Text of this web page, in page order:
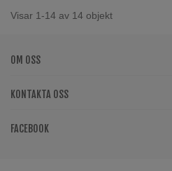
Visar 1-14 av 14 objekt
OM OSS
KONTAKTA OSS
FACEBOOK